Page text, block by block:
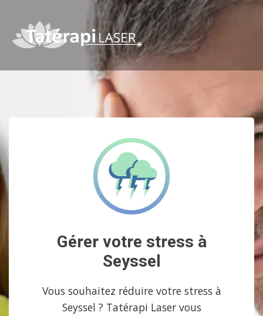
Gérer votre stress à
Seyssel
Vous souhaitez réduire votre stress à
Seyssel ? Tatérapi Laser vous